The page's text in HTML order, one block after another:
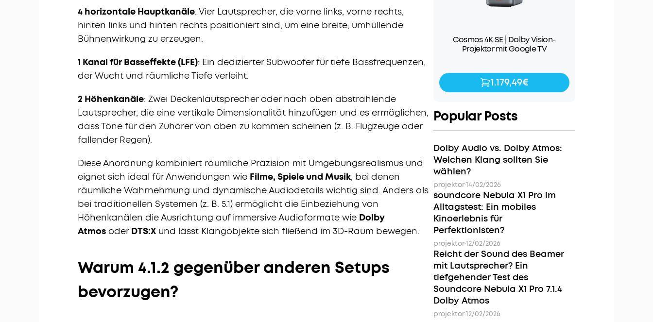
4 horizontale Hauptkanäle: Vier Lautsprecher, die vorne links, vorne rechts,
hinten links und hinten rechts positioniert sind, um eine breite, umhüllende
Bühnenwirkung zu erzeugen.
1 Kanal für Basseffekte (LFE): Ein dedizierter Subwoofer für tiefe Bassfrequenzen,
der Wucht und räumliche Tiefe verleiht.
2 Höhenkanäle: Zwei Deckenlautsprecher oder nach oben abstrahlende
Lautsprecher, die eine vertikale Dimensionalität hinzufügen und es ermöglichen,
dass Töne für den Zuhörer von oben zu kommen scheinen (z. B. Flugzeuge oder
fallender Regen).
Diese Anordnung kombiniert räumliche Präzision mit Umgebungsrealismus und
eignet sich ideal für Anwendungen wie Filme, Spiele und Musik, bei denen
räumliche Wahrnehmung und dynamische Audiodetails wichtig sind. Anders als
bei traditionellen Systemen (z. B. 5.1) ermöglicht die Einbeziehung von
Höhenkanälen die Ausrichtung auf immersive Audioformate wie Dolby
Atmos oder DTS:X und lässt Klangobjekte sich fließend im 3D-Raum bewegen.
Warum 4.1.2 gegenüber anderen Setups
bevorzugen?
Cosmos 4K SE | Dolby Vision-
Projektor mit Google TV
1.179,49€1.499,99€
1.179,49€
Popular Posts
Dolby Audio vs. Dolby Atmos:
Welchen Klang sollten Sie
wählen?
projektor·14/02/2026
soundcore Nebula X1 Pro im
Alltagstest: Ein mobiles
Kinoerlebnis für
Perfektionisten?
projektor·12/02/2026
Reicht der Sound des Beamer
mit Lautsprecher? Ein
tiefgehender Test des
Soundcore Nebula X1 Pro 7.1.4
Dolby Atmos
projektor·12/02/2026